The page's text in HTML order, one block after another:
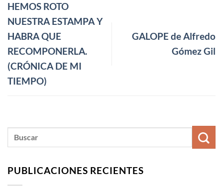
HEMOS ROTO
NUESTRA ESTAMPA Y
HABRA QUE
RECOMPONERLA.
(CRÓNICA DE MI
TIEMPO)
GALOPE de Alfredo
Gómez Gil
PUBLICACIONES RECIENTES